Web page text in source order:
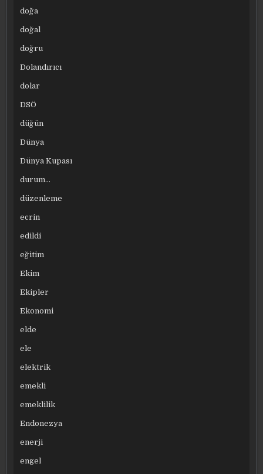
doğa
doğal
doğru
Dolandırıcı
dolar
DSÖ
düğün
Dünya
Dünya Kupası
durum…
düzenleme
ecrin
edildi
eğitim
Ekim
Ekipler
Ekonomi
elde
ele
elektrik
emekli
emeklilik
Endonezya
enerji
engel